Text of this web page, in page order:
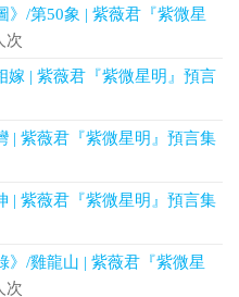
》/第50象 | 紫薇君『紫微星
次
嫁 | 紫薇君『紫微星明』預言
| 紫薇君『紫微星明』預言集
| 紫薇君『紫微星明』預言集
》/雞龍山 | 紫薇君『紫微星
次